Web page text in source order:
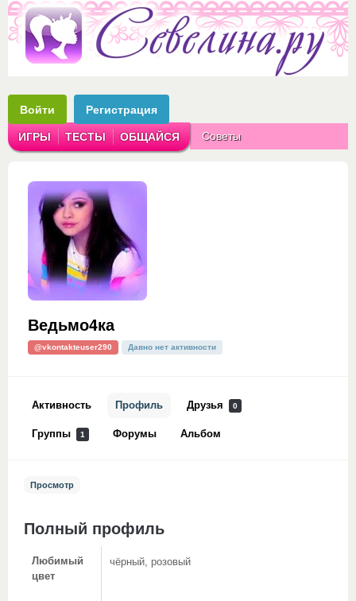
Войти Регистрация
ИГРЫ ТЕСТЫ ОБЩАЙСЯ Советы
Ведьмо4ка
@vkontakteuser290 Давно нет активности
Активность Профиль Друзья 0
Группы 1 Форумы Альбом
Просмотр
Полный профиль
Любимый
цвет
чёрный, розовый